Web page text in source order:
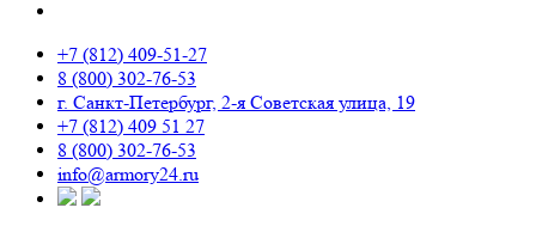
+7 (812) 409-51-27
8 (800) 302-76-53
г. Санкт-Петербург, 2-я Советская улица, 19
+7 (812) 409 51 27
8 (800) 302-76-53
info@armory24.ru